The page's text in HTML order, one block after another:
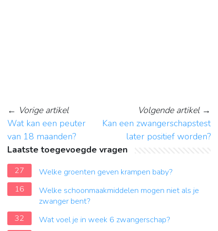
← Vorige artikel
Wat kan een peuter
van 18 maanden?
Volgende artikel→
Kan een zwangerschapstest
later positief worden?
Laatste toegevoegde vragen
27
Welke groenten geven krampen baby?
16
Welke schoonmaakmiddelen mogen niet als je
zwanger bent?
32
Wat voel je in week 6 zwangerschap?